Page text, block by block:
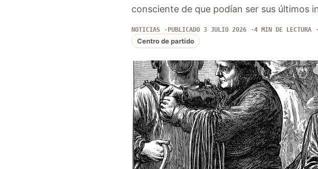
consciente de que podían ser sus últimos
NOTICIAS PUBLICADO 3 JULIO 2026 4 MIN DE LECTURA
Centro de partido